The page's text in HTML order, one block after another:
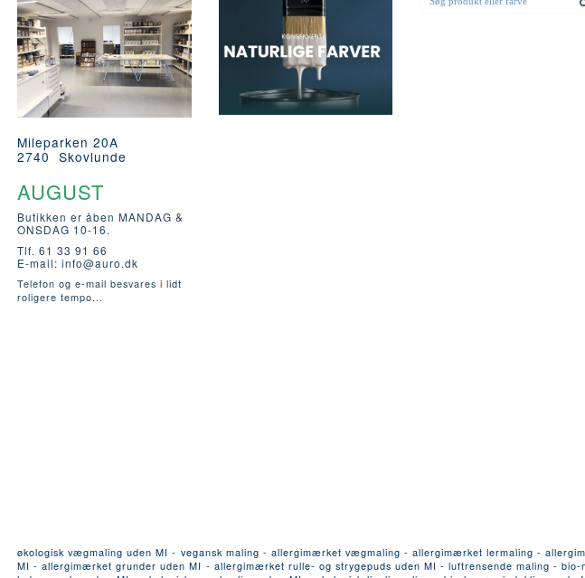
Mileparken 20A
2740 Skovlunde
AUGUST
Butikken er åben MANDAG &
ONSDAG 10-16.
Tlf. 61 33 91 66
E-mail: info@auro.dk
Telefon og e-mail besvares i lidt
roligere tempo...
økologisk vægmaling uden MI - vegansk maling - allergimærket vægmaling - allergimærket lermaling -
MI - allergimærket grunder uden MI - allergimærket rulle- og strygepuds uden MI - luftrensende maling -